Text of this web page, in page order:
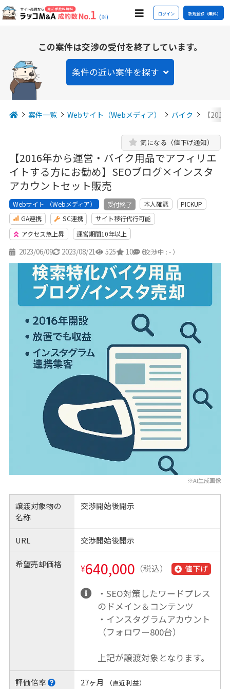
(※) ログイン 新規登録（無料）
この案件は交渉の受付を終了しています。
条件の近い案件を探す
案件一覧 Webサイト（Webメディア） バイク 【
【2016年から運営・バイク用品でアフィリエ
イトする方にお勧め】SEOブログ×インスタ
アカウントセット販売
気になる（値下げ通知）
Webサイト （Webメディア） 受付終了 本人確認
PICKUP
GA連携
SC連携
サイト移行代行可能
アクセス急上昇
運営期間10年以上
2023/06/09 2023/08/21 525 10 8
（交渉中 : - ）
※AI生成画像
譲渡対象物の
名称
交渉開始後開示
URL 交渉開始後開示
希望売却価格 ¥640,000 （税込） 値下げ
・SEO対策したワードプレス
のドメイン＆コンテンツ
・インスタグラムアカウント
（フォロワー800台）
上記が譲渡対象となります。
評価倍率 27ヶ月 （直近利益）